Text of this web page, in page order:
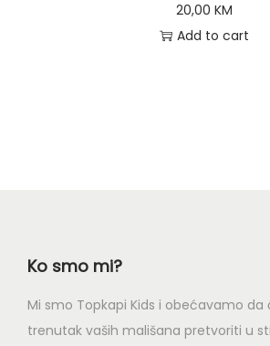
20,00 KM
Add to cart
Ko smo mi?
Mi smo Topkapi Kids i obećavamo da
trenutak vaših mališana pretvoriti u